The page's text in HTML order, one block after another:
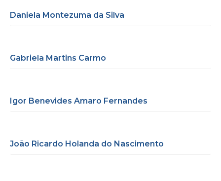
Daniela Montezuma da Silva
Gabriela Martins Carmo
Igor Benevides Amaro Fernandes
João Ricardo Holanda do Nascimento